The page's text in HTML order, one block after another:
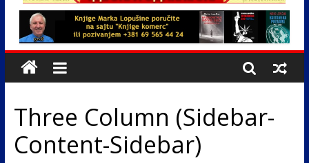
Three Column (Sidebar-
Content-Sidebar)